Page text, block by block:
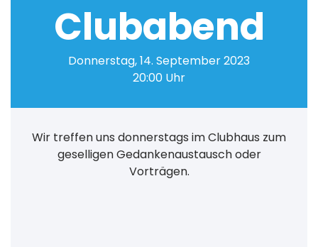
Clubabend
Donnerstag, 14. September 2023
20:00 Uhr
Wir treffen uns donnerstags im Clubhaus zum
geselligen Gedankenaustausch oder
Vorträgen.